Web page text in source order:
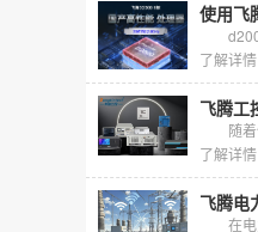
了解详情
了解详情